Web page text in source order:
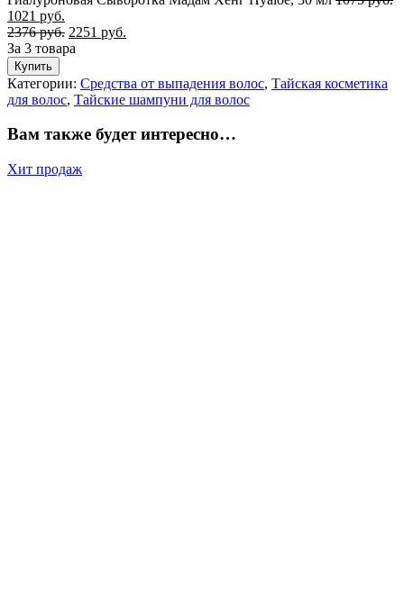
1021 руб.
2376руб. 2251 руб.
За 3 товара
Купить
Категории: Средства от выпадения волос, Тайская косметика
для волос, Тайские шампуни для волос
Вам также будет интересно…
Хит продаж